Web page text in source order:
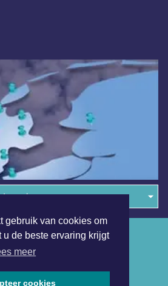
gebruik van cookies om
u de beste ervaring krijgt
meer
cookies
regio